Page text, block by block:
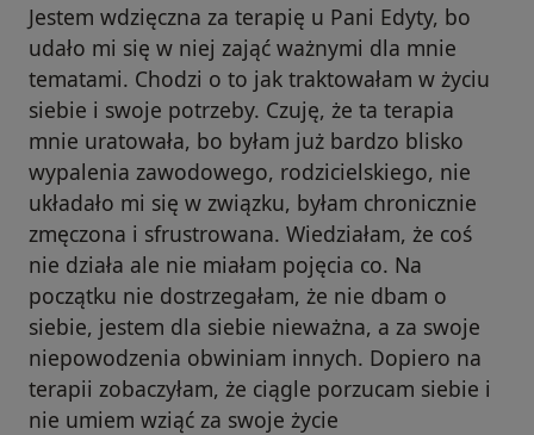
Jestem wdzięczna za terapię u Pani Edyty, bo
udało mi się w niej zająć ważnymi dla mnie
tematami. Chodzi o to jak traktowałam w życiu
siebie i swoje potrzeby. Czuję, że ta terapia
mnie uratowała, bo byłam już bardzo blisko
wypalenia zawodowego, rodzicielskiego, nie
układało mi się w związku, byłam chronicznie
zmęczona i sfrustrowana. Wiedziałam, że coś
nie działa ale nie miałam pojęcia co. Na
początku nie dostrzegałam, że nie dbam o
siebie, jestem dla siebie nieważna, a za swoje
niepowodzenia obwiniam innych. Dopiero na
terapii zobaczyłam, że ciągle porzucam siebie i
nie umiem wziąć za swoje życie